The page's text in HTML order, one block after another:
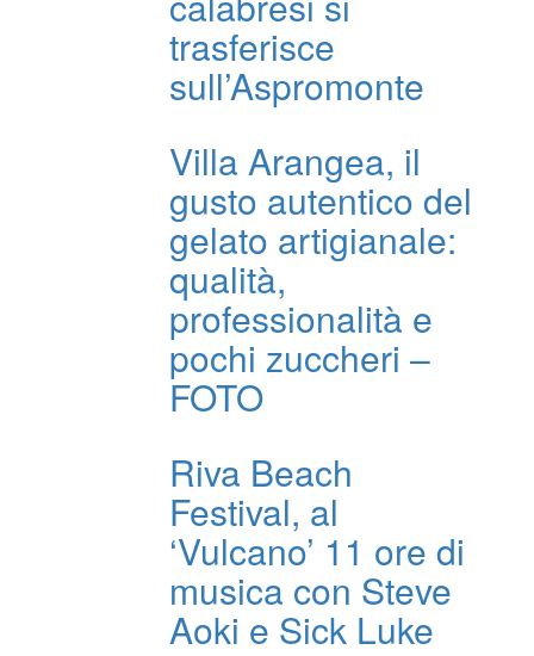
trasferisce
sull’Aspromonte
Villa Arangea, il
gusto autentico del
gelato artigianale:
qualità,
professionalità e
pochi zuccheri –
FOTO
Riva Beach
Festival, al
‘Vulcano’ 11 ore di
musica con Steve
Aoki e Sick Luke